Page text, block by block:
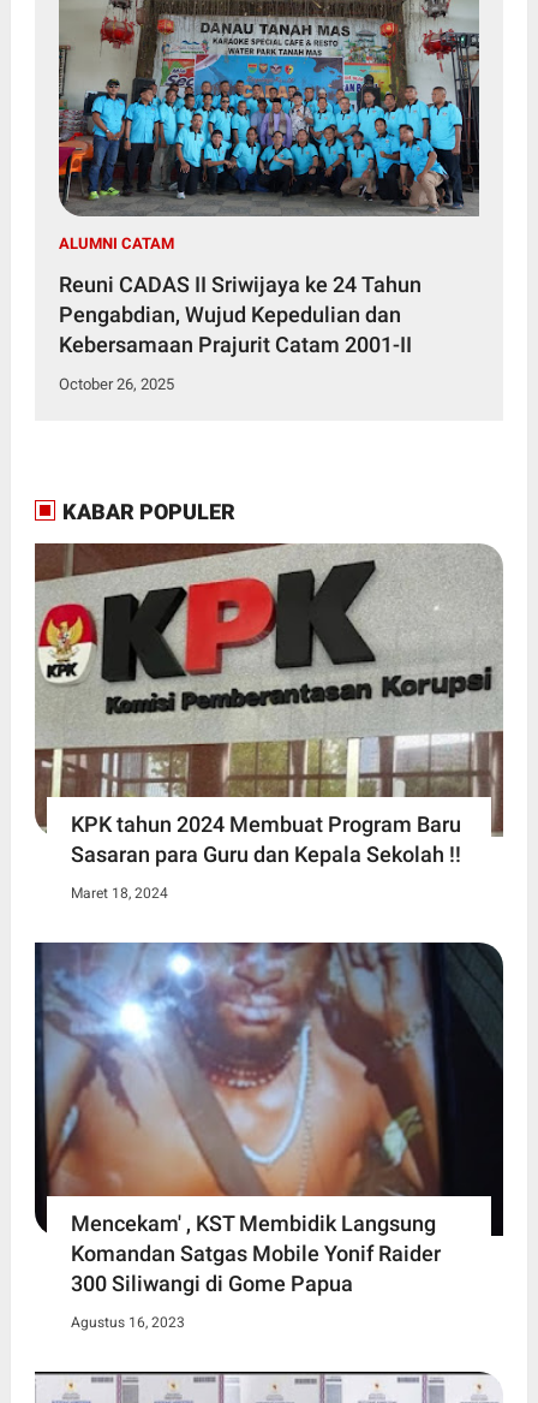
ALUMNI CATAM
Reuni CADAS II Sriwijaya ke 24 Tahun
Pengabdian, Wujud Kepedulian dan
Kebersamaan Prajurit Catam 2001-II
October 26, 2025
KABAR POPULER
KPK tahun 2024 Membuat Program Baru
Sasaran para Guru dan Kepala Sekolah !!
Maret 18, 2024
Mencekam' , KST Membidik Langsung
Komandan Satgas Mobile Yonif Raider
300 Siliwangi di Gome Papua
Agustus 16, 2023